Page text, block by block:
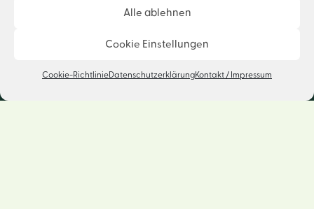
Alle ablehnen
Cookie Einstellungen
Cookie-RichtlinieDatenschutzerklärungKontakt / Impressum